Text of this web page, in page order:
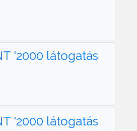
'2000 látogatás
'2000 látogatás